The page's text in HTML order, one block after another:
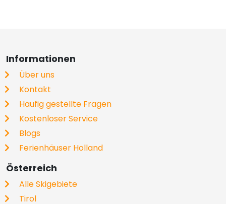
Informationen
Über uns
Kontakt
Häufig gestellte Fragen
Kostenloser Service
Blogs
Ferienhäuser Holland
Österreich
Alle Skigebiete
Tirol